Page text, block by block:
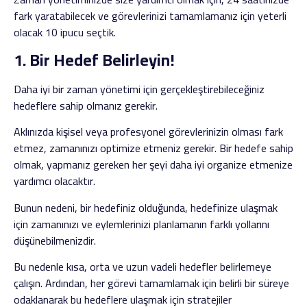
fark yaratabilecek ve görevlerinizi tamamlamanız için yeterli
olacak 10 ipucu seçtik.
1. Bir Hedef Belirleyin!
Daha iyi bir zaman yönetimi için gerçekleştirebileceğiniz
hedeflere sahip olmanız gerekir.
Aklınızda kişisel veya profesyonel görevlerinizin olması fark
etmez, zamanınızı optimize etmeniz gerekir. Bir hedefe sahip
olmak, yapmanız gereken her şeyi daha iyi organize etmenize
yardımcı olacaktır.
Bunun nedeni, bir hedefiniz olduğunda, hedefinize ulaşmak
için zamanınızı ve eylemlerinizi planlamanın farklı yollarını
düşünebilmenizdir.
Bu nedenle kısa, orta ve uzun vadeli hedefler belirlemeye
çalışın. Ardından, her görevi tamamlamak için belirli bir süreye
odaklanarak bu hedeflere ulaşmak için stratejiler